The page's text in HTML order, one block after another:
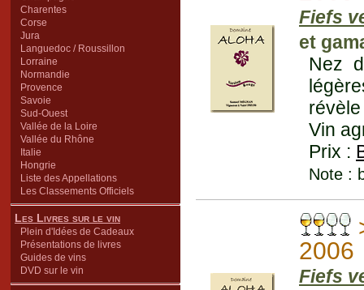
Charentes
Corse
Jura
Languedoc / Roussillon
Lorraine
Normandie
Provence
Savoie
Sud-Ouest
Vallée de la Loire
Vallée du Rhône
Italie
Hongrie
Liste des Appellations
Les Classements Officiels
Les Livres sur le vin
Plein d'Idées de Cadeaux
Présentations de livres
Guides de vins
DVD sur le vin
Fiefs
et
Nez
Vin
Prix :
Note :
2006
Fiefs